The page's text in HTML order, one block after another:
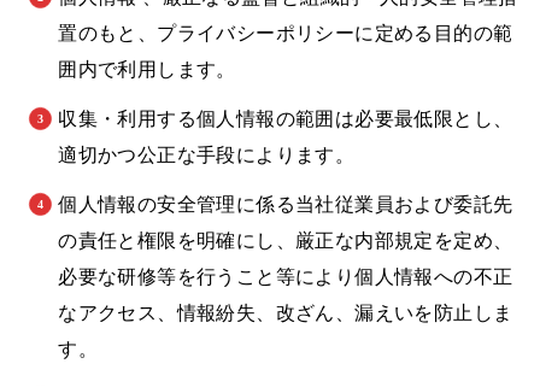
置のもと、プライバシーポリシーに定める目的の範
囲内で利用します。
収集・利用する個人情報の範囲は必要最低限とし、
適切かつ公正な手段によります。
個人情報の安全管理に係る当社従業員および委託先
の責任と権限を明確にし、厳正な内部規定を定め、
必要な研修等を行うこと等により個人情報への不正
なアクセス、情報紛失、改ざん、漏えいを防止しま
す。